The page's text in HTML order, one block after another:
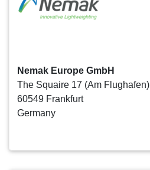
Nemak Europe GmbH
The Squaire 17 (Am Flughafen)
60549 Frankfurt
Germany